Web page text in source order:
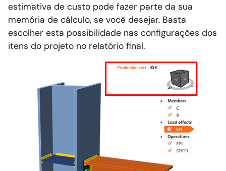
estimativa de custo pode fazer parte da sua
memória de cálculo, se você desejar. Basta
escolher esta possibilidade nas configurações dos
itens do projeto no relatório final.